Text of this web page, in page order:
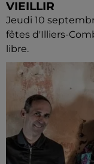
VIEILLIR
Jeudi 10
fêtes d'Illiers-
libre.